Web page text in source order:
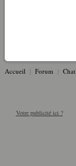
Accueil | Forum | Chat
Votre publicité ici ?